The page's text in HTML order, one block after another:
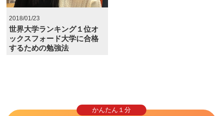
2018/01/23
世界大学ランキング１位オ
ックスフォード大学に合格
するための勉強法
かんたん１分